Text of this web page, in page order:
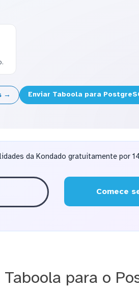
→ Enviar Taboola para
da Kondado gratuitamente por
Comece
para o